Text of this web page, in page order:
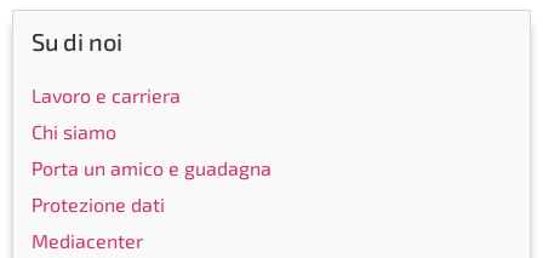
Su di noi
Lavoro e carriera
Chi siamo
Porta un amico e guadagna
Protezione dati
Mediacenter